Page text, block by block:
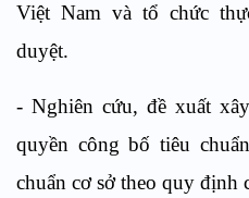
Việt Nam và tổ chức
duyệt.
- Nghiên cứu, đề xuất
quyền công bố tiêu
chuẩn cơ sở theo quy định